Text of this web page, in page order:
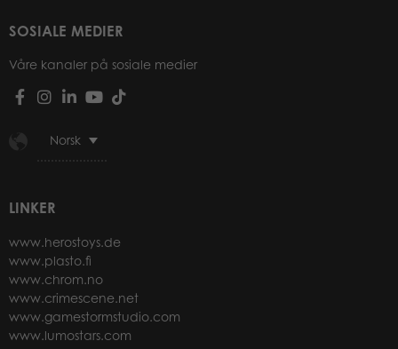
SOSIALE MEDIER
Våre kanaler på sosiale medier
Norsk
LINKER
www.herostoys.de
www.plasto.fi
www.chrom.no
www.crimescene.net
www.gamestormstudio.com
www.lumostars.com